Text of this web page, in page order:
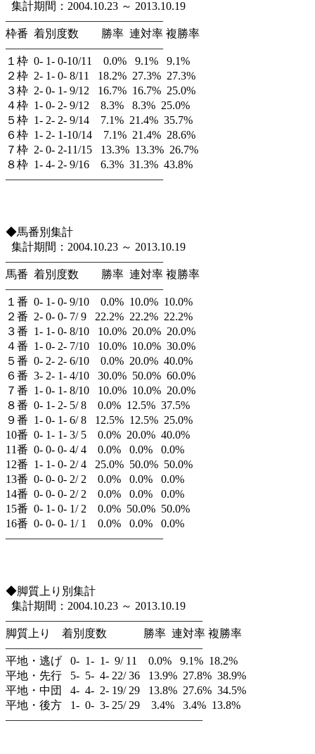
集計期間：2004.10.23 ～ 2013.10.19
——————————————
枠番 着別度数 勝率 連対率 複勝率
——————————————
１枠 0- 1- 0-10/11 0.0% 9.1% 9.1%
２枠 2- 1- 0- 8/11 18.2% 27.3% 27.3%
３枠 2- 0- 1- 9/12 16.7% 16.7% 25.0%
４枠 1- 0- 2- 9/12 8.3% 8.3% 25.0%
５枠 1- 2- 2- 9/14 7.1% 21.4% 35.7%
６枠 1- 2- 1-10/14 7.1% 21.4% 28.6%
７枠 2- 0- 2-11/15 13.3% 13.3% 26.7%
８枠 1- 4- 2- 9/16 6.3% 31.3% 43.8%
——————————————
◆馬番別集計
集計期間：2004.10.23 ～ 2013.10.19
——————————————
馬番 着別度数 勝率 連対率 複勝率
——————————————
１番 0- 1- 0- 9/10 0.0% 10.0% 10.0%
２番 2- 0- 0- 7/ 9 22.2% 22.2% 22.2%
３番 1- 1- 0- 8/10 10.0% 20.0% 20.0%
４番 1- 0- 2- 7/10 10.0% 10.0% 30.0%
５番 0- 2- 2- 6/10 0.0% 20.0% 40.0%
６番 3- 2- 1- 4/10 30.0% 50.0% 60.0%
７番 1- 0- 1- 8/10 10.0% 10.0% 20.0%
８番 0- 1- 2- 5/ 8 0.0% 12.5% 37.5%
９番 1- 0- 1- 6/ 8 12.5% 12.5% 25.0%
10番 0- 1- 1- 3/ 5 0.0% 20.0% 40.0%
11番 0- 0- 0- 4/ 4 0.0% 0.0% 0.0%
12番 1- 1- 0- 2/ 4 25.0% 50.0% 50.0%
13番 0- 0- 0- 2/ 2 0.0% 0.0% 0.0%
14番 0- 0- 0- 2/ 2 0.0% 0.0% 0.0%
15番 0- 1- 0- 1/ 2 0.0% 50.0% 50.0%
16番 0- 0- 0- 1/ 1 0.0% 0.0% 0.0%
——————————————
◆脚質上り別集計
集計期間：2004.10.23 ～ 2013.10.19
—————————————————–
脚質上り 着別度数 勝率 連対率 複勝率
—————————————————–
平地・逃げ 0- 1- 1- 9/ 11 0.0% 9.1% 18.2%
平地・先行 5- 5- 4- 22/ 36 13.9% 27.8% 38.9%
平地・中団 4- 4- 2- 19/ 29 13.8% 27.6% 34.5%
平地・後方 1- 0- 3- 25/ 29 3.4% 3.4% 13.8%
—————————————————–